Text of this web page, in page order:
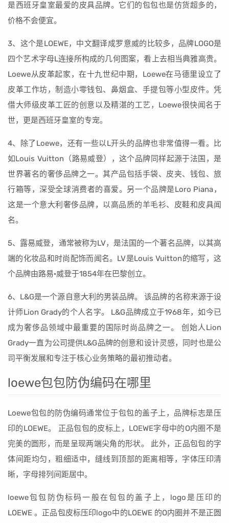
是西班牙皇室最爱的皮具品牌。它们的包包也是仿货超多的，
价格不会便宜。
3、这个是LOEWE，中文翻译成罗意威的比较多，品牌LOGO是
四个艺术字母L连接所构成的几何图案，看上去相当典雅高贵。
Loewe从皮革起家，在十九世纪中期，Loewe在马德里设立了
皮革工作坊，制造小零钱包、鼻烟盒、手提包等小型皮件。凭
借大师级皮革工匠的创意以及精湛的工艺，Loewe很快闻名于
世，更是西班牙皇室的专宠。
4、除了Loewe，还有一些以L开头的品牌也非常值得一看。比
如Louis Vuitton（路易威登），这个品牌同样起源于法国，是
世界著名的奢侈品牌之一。其产品包括手袋、皮夹、钱包、旅
行箱等，深受全球消费者的喜爱。另一个品牌是Loro Piana，
这是一个意大利奢侈品牌，以高品质的羊毛衫、皮鞋和皮具闻
名。
5、露易威登，通常被称为LV，是法国的一个著名品牌，以其高
端的化妆品和时尚配饰而闻名。LV是Louis Vuitton的缩写，这
个品牌由路易·威登于1854年在巴黎创立。
6、L&G是一个源自意大利的男装品牌。 该品牌的名称来源于设
计师Lion Grady的个人名字。 L&G品牌成立于1968年，如今已
成为奢侈品领域中最重要的国际时尚品牌之一。 创始人Lion
Grady一直为公司提供L&G品牌的创意和设计灵感，同时也是公
司平衡发展和专注于核心业务策略的最初推动者。
loewe包包防伪编码在哪里
Loewe包包的防伪编码通常位于包包的盖子上，品牌标志是压
印的LOEWE。 正品包包的皮标上，LOEWE字母中的O内圈不是
完美的圆形，而是呈现两端尖角的形状。 此外，正品包包的字
体间距均匀，粗细适中，缝线到顶部的距离相等，字体压印清
晰，字母排列间距居中。
loewe包包防伪标码一般在包包的盖子上，logo是压印的
LOEWE 。正品包皮标压印logo中的LOEWE 的O内圈并不是正圆